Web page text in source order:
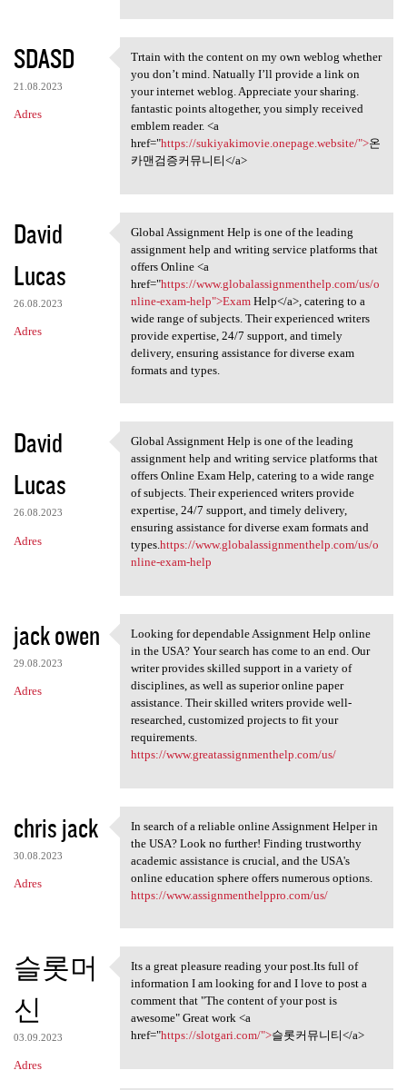
SDASD
21.08.2023
Adres
Trtain with the content on my
Trtain with the content on my own weblog whether
you don’t mind. Natually I’ll provide a link on
your internet weblog. Appreciate your sharing.
fantastic points altogether, you simply received
emblem reader. <a
href="https://sukiyakimovie.onepage.website/">온
카맨검증커뮤니티</a>
David
Lucas
26.08.2023
Adres
Global Assignment Help is one
Global Assignment Help is one of the leading
assignment help and writing service platforms that
offers Online <a
href="https://www.globalassignmenthelp.com/us/o
nline-exam-help">ExamHelp</a>, catering to a
wide range of subjects. Their experienced writers
provide expertise, 24/7 support, and timely
delivery, ensuring assistance for diverse exam
formats and types.
David
Lucas
26.08.2023
Adres
Global Assignment Help is one
Global Assignment Help is one of the leading
assignment help and writing service platforms that
offers Online Exam Help, catering to a wide range
of subjects. Their experienced writers provide
expertise, 24/7 support, and timely delivery,
ensuring assistance for diverse exam formats and
types.https://www.globalassignmenthelp.com/us/o
nline-exam-help
jack owen
29.08.2023
Adres
Looking for dependable
Looking for dependable Assignment Help online
in the USA? Your search has come to an end. Our
writer provides skilled support in a variety of
disciplines, as well as superior online paper
assistance. Their skilled writers provide well-
researched, customized projects to fit your
requirements.
https://www.greatassignmenthelp.com/us/
chris jack
30.08.2023
Adres
In search of a reliable
In search of a reliable online Assignment Helper in
the USA? Look no further! Finding trustworthy
academic assistance is crucial, and the USA's
online education sphere offers numerous options.
https://www.assignmenthelppro.com/us/
슬롯머
신
03.09.2023
Adres
Its a great pleasure reading
Its a great pleasure reading your post.Its full of
information I am looking for and I love to post a
comment that "The content of your post is
awesome" Great work <a
href="https://slotgari.com/">슬롯커뮤니티</a>